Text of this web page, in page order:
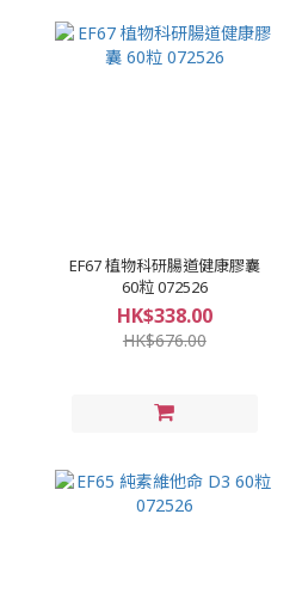
EF67 植物科研腸道健康膠囊
60粒 072526
HK$338.00
HK$676.00